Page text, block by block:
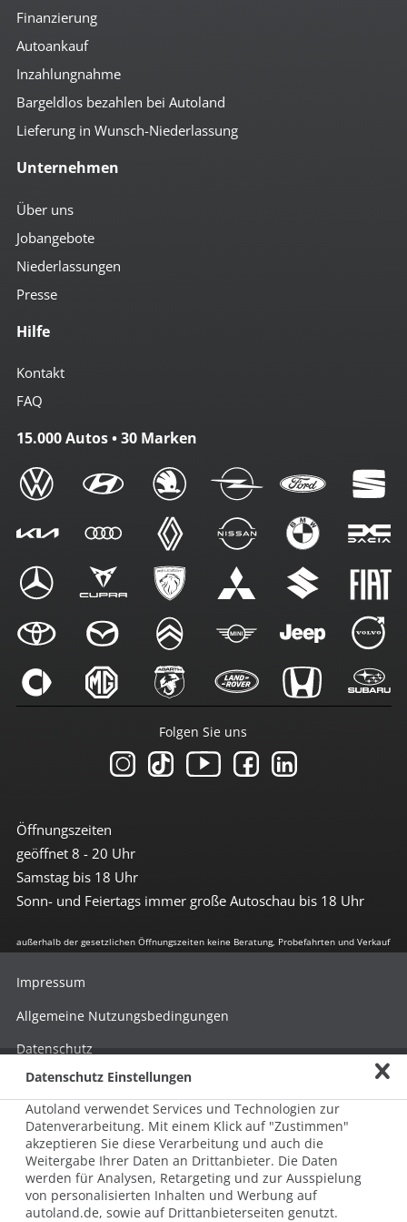
Finanzierung
Autoankauf
Inzahlungnahme
Bargeldlos bezahlen bei Autoland
Lieferung in Wunsch-Niederlassung
Unternehmen
Über uns
Jobangebote
Niederlassungen
Presse
Hilfe
Kontakt
FAQ
15.000 Autos • 30 Marken
Öffnungszeiten
geöffnet 8 - 20 Uhr
Samstag bis 18 Uhr
Sonn- und Feiertags immer große Autoschau bis 18 Uhr
Folgen Sie uns
außerhalb der gesetzlichen Öffnungszeiten keine Beratung, Probefahrten und Verkauf
© 2026 AUTOLAND 24 SE & Co. Betriebs KG
Werner-von-Siemens-Str. 2, 06796 Brehna, Deutschland
Impressum
Allgemeine Nutzungsbedingungen
Datenschutz
Hinweisgebersystem nach HinSchG
Beschwerde nach LkSG
Grundsatzerklärung zum LkSG
Datenschutz Einstellungen
Autoland verwendet Services und Technologien zur
Datenverarbeitung. Mit einem Klick auf "Zustimmen"
akzeptieren Sie diese Verarbeitung und auch die
Weitergabe Ihrer Daten an Drittanbieter. Die Daten
werden für Analysen, Retargeting und zur Ausspielung
von personalisierten Inhalten und Werbung auf
autoland.de, sowie auf Drittanbieterseiten genutzt.